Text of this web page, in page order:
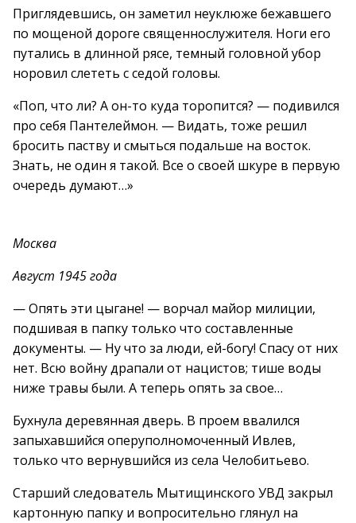
Приглядевшись, он заметил неуклюже бежавшего
по мощеной дороге священнослужителя. Ноги его
путались в длинной рясе, темный головной убор
норовил слететь с седой головы.
«Поп, что ли? А он-то куда торопится? — подивился
про себя Пантелеймон. — Видать, тоже решил
бросить паству и смыться подальше на восток.
Знать, не один я такой. Все о своей шкуре в первую
очередь думают…»
Москва
Август 1945 года
— Опять эти цыгане! — ворчал майор милиции,
подшивая в папку только что составленные
документы. — Ну что за люди, ей-богу! Спасу от них
нет. Всю войну драпали от нацистов; тише воды
ниже травы были. А теперь опять за свое…
Бухнула деревянная дверь. В проем ввалился
запыхавшийся оперуполномоченный Ивлев,
только что вернувшийся из села Челобитьево.
Старший следователь Мытищинского УВД закрыл
картонную папку и вопросительно глянул на